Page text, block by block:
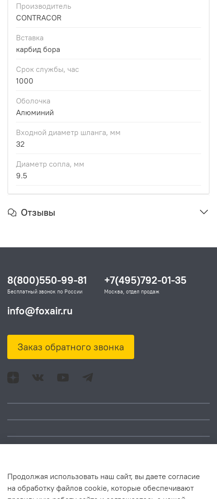
Производитель
CONTRACOR
Вставка
карбид бора
Срок службы, час
1000
Оболочка
Алюминий
Входной диаметр шланга, мм
32
Диаметр сопла, мм
9.5
Отзывы
Адрес: Москва, ул.
8(800)550-99-81
Бесплатный звонок по России
+7(495)792-01-35
Москва, отдел продаж
info@foxair.ru
Заказ обратного звонка
Продолжая использовать наш сайт, вы даете согласие
на обработку файлов cookie, которые обеспечивают